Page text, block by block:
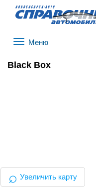
Black Box
⌕ Увеличить карту